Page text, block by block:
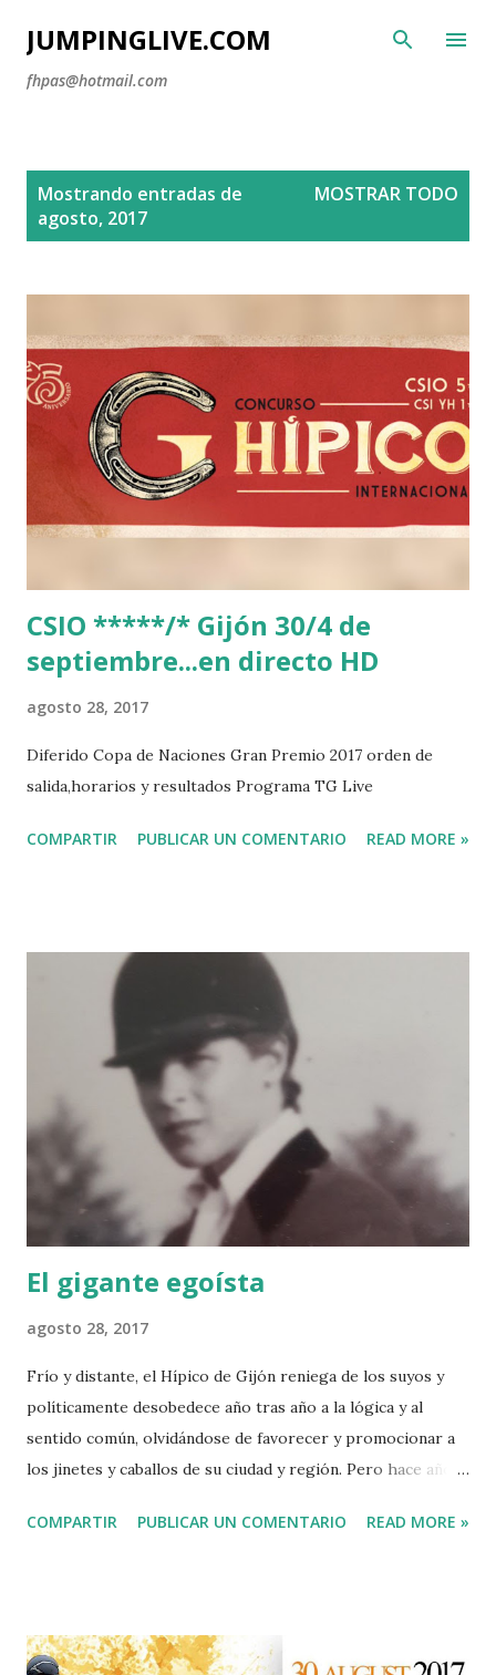
Ir al contenido principal
JUMPINGLIVE.COM
fhpas@hotmail.com
Mostrando entradas de
agosto, 2017
MOSTRAR TODO
CSIO *****/* Gijón 30/4 de
septiembre...en directo HD
agosto 28, 2017
Diferido Copa de Naciones Gran Premio 2017 orden de
salida,horarios y resultados Programa TG Live
COMPARTIR PUBLICAR UN COMENTARIO READ MORE »
El gigante egoísta
agosto 28, 2017
Frío y distante, el Hípico de Gijón reniega de los suyos y
políticamente desobedece año tras año a la lógica y al
sentido común, olvidándose de favorecer y promocionar a
los jinetes y caballos de su ciudad y región. Pero hace años
1973 (campeonato astur-galaico) celebrado en Las Mestas y
agosto era el buque insignia de la divertida, famosa y
COMPARTIR PUBLICAR UN COMENTARIO READ MORE »